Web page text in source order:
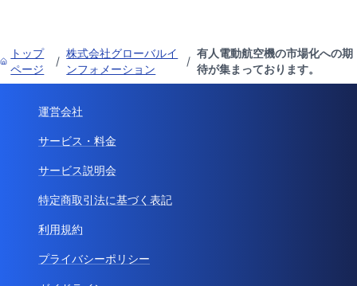
トップ
ページ
/
株式会社グローバルイ
ンフォメーション
/
有人電動航空機の市場化への期
待が集まっております。
運営会社
サービス・料金
サービス説明会
特定商取引法に基づく表記
利用規約
プライバシーポリシー